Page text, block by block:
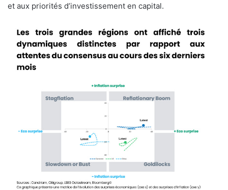
et aux priorités d’investissement en capital.